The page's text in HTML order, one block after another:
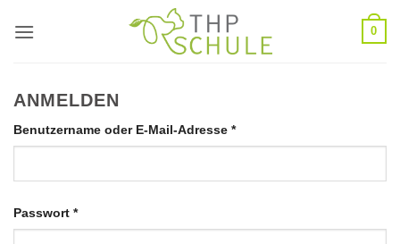
Inhalt
0
ANMELDEN
Benutzername oder E-Mail-Adresse *Erforderlich
Passwort *Erforderlich